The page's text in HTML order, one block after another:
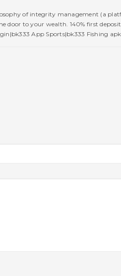
of integrity management (a
door to your wealth. 140% first
App Sports|bk333 Fishing apk